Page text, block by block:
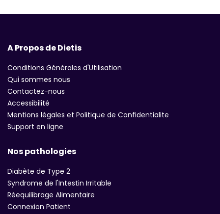
A Propos de Dietis
Conditions Générales d'Utilisation
Qui sommes nous
Contactez-nous
Accessibilité
Mentions légales et Politique de Confidentialite
Support en ligne
Nos pathologies
Diabète de Type 2
Syndrome de l'Intestin Irritable
Réequilibrage Alimentaire
Connexion Patient